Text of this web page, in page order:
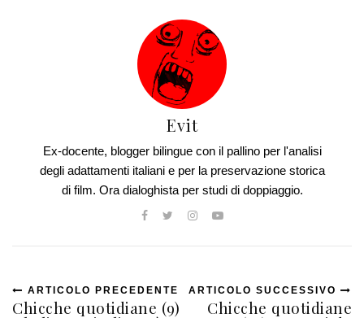
Evit
Ex-docente, blogger bilingue con il pallino per l'analisi
degli adattamenti italiani e per la preservazione storica
di film. Ora dialoghista per studi di doppiaggio.
ARTICOLO PRECEDENTE
Chicche quotidiane (9)
ARTICOLO SUCCESSIVO
Chicche quotidiane